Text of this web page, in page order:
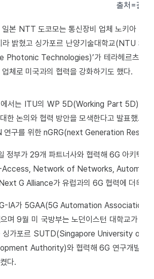
출처=갈무
일본 NTT 도코모는 통신장비 업체 노키아 등
라 밝혔고 싱가포르 난양기술대학교(NTU
Photonic Technologies)’가 테라헤르츠 기
체로 미국과의 협력을 강화하기도 했다.
에서는 ITU의 WP 5D(Working Part 5D) 대
한 논의와 협력 방안을 모색한다고 발표했고
연구를 위한 nGRG(next Generation
정부가 29개 파트너사와 협력해 6G 아키텍
Network of Networks, Automation
G Alliance가 유럽과의 6G 협력에 더욱 속
IA가 5GAA(5G Automation Association)
며 9월 미 국방부는 노던이스턴 대학교가 주
싱가포르 SUTD(Singapore University of
Authority)와 협력해 6G 연구개발을
다.